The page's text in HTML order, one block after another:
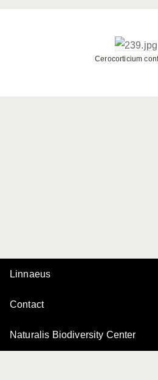
Cerocorticium
Linnaeus
Contact
Naturalis Biodiversity Center